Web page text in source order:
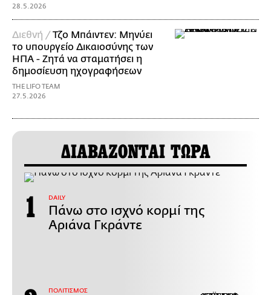
28.5.2026
Διεθνή /Τζο Μπάιντεν: Μηνύει
το υπουργείο Δικαιοσύνης των
ΗΠΑ - Ζητά να σταματήσει η
δημοσίευση ηχογραφήσεων
THE LIFO TEAM
27.5.2026
ΔΙΑΒΑΖΟΝΤΑΙ ΤΩΡΑ
DAILY
Πάνω στο ισχνό κορμί της
Αριάνα Γκράντε
ΠΟΛΙΤΙΣΜΟΣ